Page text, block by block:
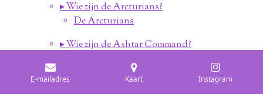
▸ Wie zijn de Arcturians?
De Arcturians
▸ Wie zijn de Ashtar Command?
Vrillon van de AC
E-mailadres Kaart Instagram